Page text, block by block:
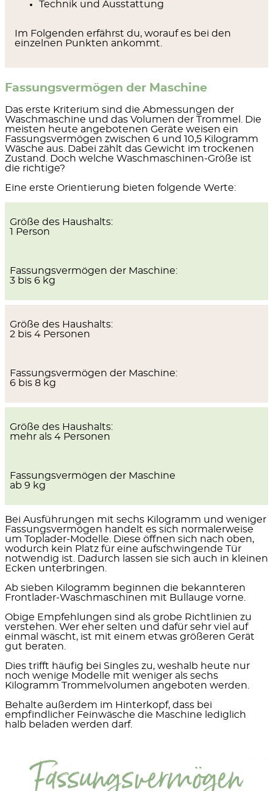
Technik und Ausstattung
Im Folgenden erfährst du, worauf es bei den
einzelnen Punkten ankommt.
Fassungsvermögen der Maschine
Das erste Kriterium sind die Abmessungen der
Waschmaschine und das Volumen der Trommel . Die
meisten heute angebotenen Geräte weisen ein
Fassungsvermögen zwischen 6 und 10,5 Kilogramm
Wäsche aus. Dabei zählt das Gewicht im trockenen
Zustand. Doch welche Waschmaschinen-Größe ist
die richtige?
Eine erste Orientierung bieten folgende Werte:
Größe des Haushalts:
1 Person
Fassungsvermögen der Maschine:
3 bis 6 kg
Größe des Haushalts:
2 bis 4 Personen
Fassungsvermögen der Maschine:
6 bis 8 kg
Größe des Haushalts:
mehr als 4 Personen
Fassungsvermögen der Maschine
ab 9 kg
Bei Ausführungen mit sechs Kilogramm und weniger
Fassungsvermögen handelt es sich normalerweise
um Toplader-Modelle. Diese öffnen sich nach oben,
wodurch kein Platz für eine aufschwingende Tür
notwendig ist. Dadurch lassen sie sich auch in kleinen
Ecken unterbringen.
Ab sieben Kilogramm beginnen die bekannteren
Frontlader-Waschmaschinen mit Bullauge vorne.
Obige Empfehlungen sind als grobe Richtlinien zu
verstehen. Wer eher selten und dafür sehr viel auf
einmal wäscht, ist mit einem etwas größeren Gerät
gut beraten.
Dies trifft häufig bei Singles zu, weshalb heute nur
noch wenige Modelle mit weniger als sechs
Kilogramm Trommelvolumen angeboten werden.
Behalte außerdem im Hinterkopf, dass bei
empfindlicher Feinwäsche die Maschine lediglich
halb beladen werden darf.